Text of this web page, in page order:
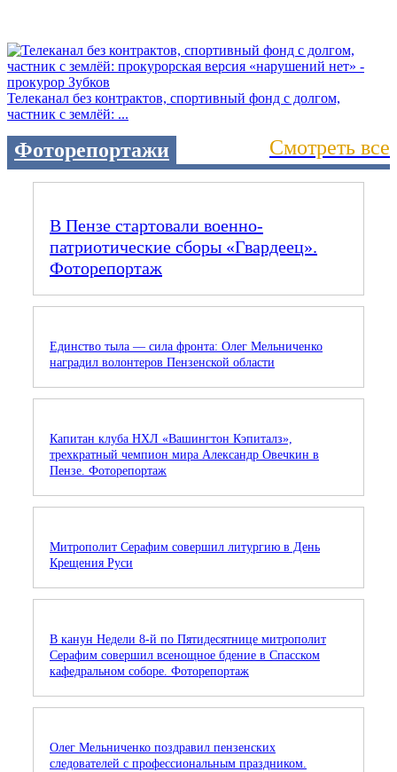
Телеканал без контрактов, спортивный фонд с долгом,
частник с землёй: ...
Фоторепортажи Смотреть все
В Пензе стартовали военно-
патриотические сборы «Гвардеец».
Фоторепортаж
Единство тыла — сила фронта: Олег Мельниченко
наградил волонтеров Пензенской области
Капитан клуба НХЛ «Вашингтон Кэпиталз»,
трехкратный чемпион мира Александр Овечкин в
Пензе. Фоторепортаж
Митрополит Серафим совершил литургию в День
Крещения Руси
В канун Недели 8-й по Пятидесятнице митрополит
Серафим совершил всенощное бдение в Спасском
кафедральном соборе. Фоторепортаж
Олег Мельниченко поздравил пензенских
следователей с профессиональным праздником.